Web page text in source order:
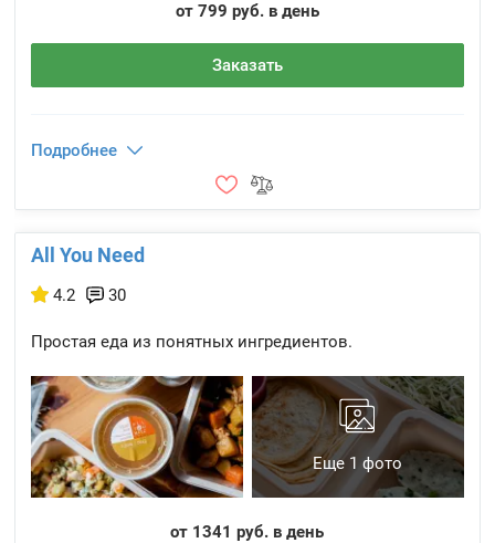
от 799 руб. в день
Заказать
Подробнее
All You Need
4.2 30
Простая еда из понятных ингредиентов.
Еще 1 фото
от 1341 руб. в день